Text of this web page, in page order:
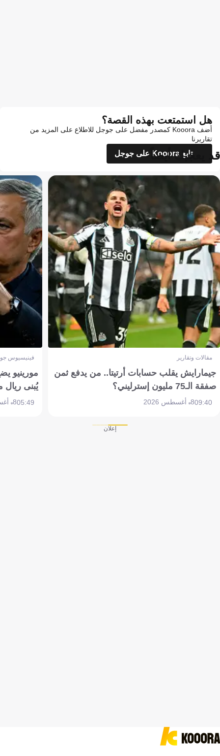
هل استمتعت بهذه القصة؟
أضف Kooora كمصدر مفضل على جوجل للاطلاع على المزيد من
تقاريرنا
تابع Kooora على جوجل
قد يعجبك أيضاً
مقالات وتقارير
جيمارايش يقلب حسابات أرتيتا.. من يدفع ثمن
صفقة الـ75 مليون إسترليني؟
09:408 أغسطس 2026
فينيسيوس
مورينيو
يُبنى ريال
05:498 أغسطس 2026
إعلان